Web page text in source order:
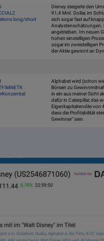
long/short
Disney steigerte den
91,4 Mrd. Dollar, im
sich sogar fast auf
Analystenschätzungen.
angetrieben. Im neuen
hohen einstelligen
sogar im zweistelligen
der Aktie gewinnt an
Alphabet wird (schon
Börsen zu
in ein aus meiner Sicht
dafür in Caterpillar, das
Eigenkapitalrendite von
dass die Profitabilität
Gewinner" sein.